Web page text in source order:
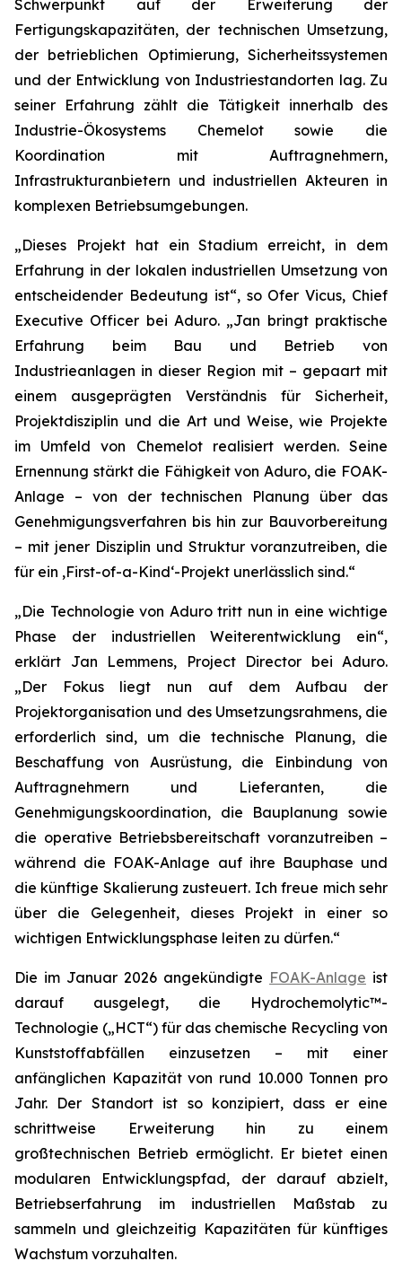
Schwerpunkt auf der Erweiterung der
Fertigungskapazitäten, der technischen Umsetzung,
der betrieblichen Optimierung, Sicherheitssystemen
und der Entwicklung von Industriestandorten lag. Zu
seiner Erfahrung zählt die Tätigkeit innerhalb des
Industrie-Ökosystems Chemelot sowie die
Koordination mit Auftragnehmern,
Infrastrukturanbietern und industriellen Akteuren in
komplexen Betriebsumgebungen.
„Dieses Projekt hat ein Stadium erreicht, in dem
Erfahrung in der lokalen industriellen Umsetzung von
entscheidender Bedeutung ist“, so Ofer Vicus, Chief
Executive Officer bei Aduro. „Jan bringt praktische
Erfahrung beim Bau und Betrieb von
Industrieanlagen in dieser Region mit – gepaart mit
einem ausgeprägten Verständnis für Sicherheit,
Projektdisziplin und die Art und Weise, wie Projekte
im Umfeld von Chemelot realisiert werden. Seine
Ernennung stärkt die Fähigkeit von Aduro, die FOAK-
Anlage – von der technischen Planung über das
Genehmigungsverfahren bis hin zur Bauvorbereitung
– mit jener Disziplin und Struktur voranzutreiben, die
für ein ‚First-of-a-Kind‘-Projekt unerlässlich sind.“
„Die Technologie von Aduro tritt nun in eine wichtige
Phase der industriellen Weiterentwicklung ein“,
erklärt Jan Lemmens, Project Director bei Aduro.
„Der Fokus liegt nun auf dem Aufbau der
Projektorganisation und des Umsetzungsrahmens, die
erforderlich sind, um die technische Planung, die
Beschaffung von Ausrüstung, die Einbindung von
Auftragnehmern und Lieferanten, die
Genehmigungskoordination, die Bauplanung sowie
die operative Betriebsbereitschaft voranzutreiben –
während die FOAK-Anlage auf ihre Bauphase und
die künftige Skalierung zusteuert. Ich freue mich sehr
über die Gelegenheit, dieses Projekt in einer so
wichtigen Entwicklungsphase leiten zu dürfen.“
Die im Januar 2026 angekündigte FOAK-Anlage ist
darauf ausgelegt, die Hydrochemolytic™-
Technologie („HCT“) für das chemische Recycling von
Kunststoffabfällen einzusetzen – mit einer
anfänglichen Kapazität von rund 10.000 Tonnen pro
Jahr. Der Standort ist so konzipiert, dass er eine
schrittweise Erweiterung hin zu einem
großtechnischen Betrieb ermöglicht. Er bietet einen
modularen Entwicklungspfad, der darauf abzielt,
Betriebserfahrung im industriellen Maßstab zu
sammeln und gleichzeitig Kapazitäten für künftiges
Wachstum vorzuhalten.